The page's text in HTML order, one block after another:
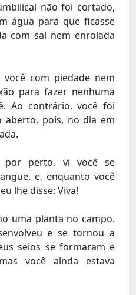
não foi cortado,
água para que ficasse
com sal nem enrolada
com piedade nem
para fazer nenhuma
Ao contrário, você foi
aberto, pois, no dia em
por perto, vi você se
e, enquanto você
lhe disse: Viva!
uma planta no campo.
e se tornou a
seios se formaram e
você ainda estava